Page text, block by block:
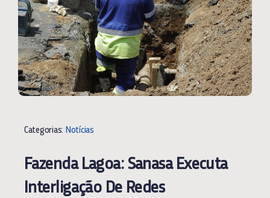
Categorias: Notícias
Fazenda Lagoa: Sanasa Executa
Interligação De Redes